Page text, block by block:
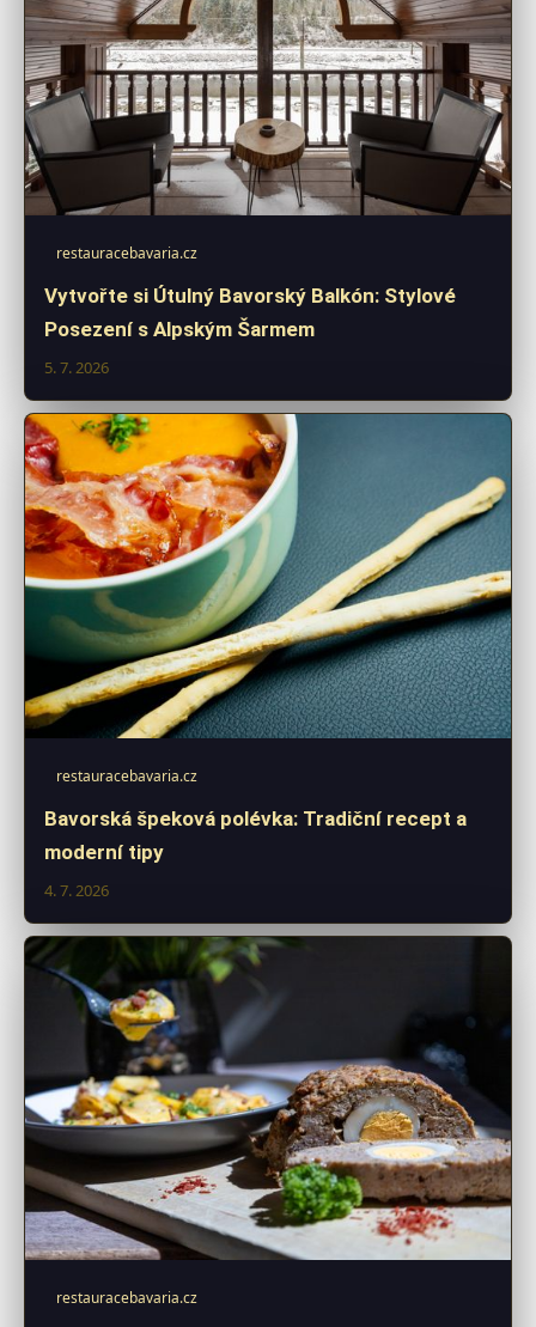
restauracebavaria.cz
Vytvořte si Útulný Bavorský Balkón: Stylové
Posezení s Alpským Šarmem
5. 7. 2026
restauracebavaria.cz
Bavorská špeková polévka: Tradiční recept a
moderní tipy
4. 7. 2026
restauracebavaria.cz